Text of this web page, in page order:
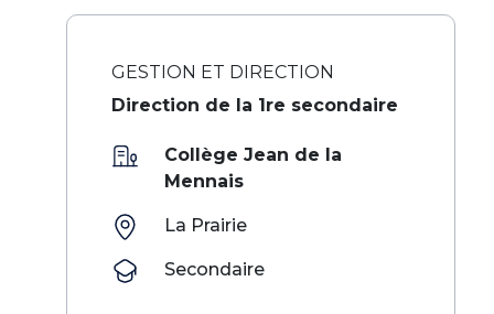
GESTION ET DIRECTION
Direction de la 1re secondaire
Collège Jean de la
Mennais
La Prairie
Secondaire